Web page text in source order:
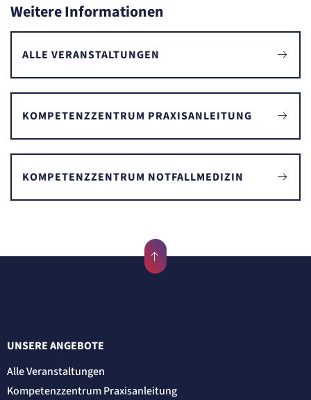
Weitere Informationen
ALLE VERANSTALTUNGEN
KOMPETENZZENTRUM PRAXISANLEITUNG
KOMPETENZZENTRUM NOTFALLMEDIZIN
UNSERE ANGEBOTE
Alle Veranstaltungen
Kompetenzzentrum Praxisanleitung